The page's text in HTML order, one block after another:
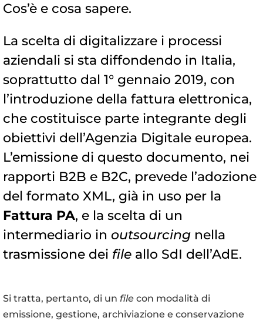
Cos’è e cosa sapere.
La scelta di digitalizzare i processi
aziendali si sta diffondendo in Italia,
soprattutto dal 1° gennaio 2019, con
l’introduzione della fattura elettronica,
che costituisce parte integrante degli
obiettivi dell’Agenzia Digitale europea.
L’emissione di questo documento, nei
rapporti B2B e B2C, prevede l’adozione
del formato XML, già in uso per la
Fattura PA, e la scelta di un
intermediario in outsourcing nella
trasmissione dei file allo SdI dell’AdE.
Si tratta, pertanto, di un file con modalità di
emissione, gestione, archiviazione e conservazione